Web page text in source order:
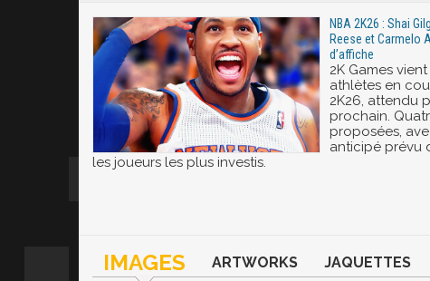
NBA 2K26 : Shai
Reese et Carmelo
d’affiche
2K Games
athlètes en
2K26, attendu
prochain.
proposées,
anticipé prévu
les joueurs les plus investis.
IMAGES ARTWORKS JAQUETTES